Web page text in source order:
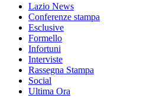
Lazio News
Conferenze stampa
Esclusive
Formello
Infortuni
Interviste
Rassegna Stampa
Social
Ultima Ora